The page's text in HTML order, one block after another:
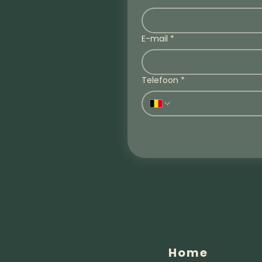
E-mail *
Telefoon *
Home